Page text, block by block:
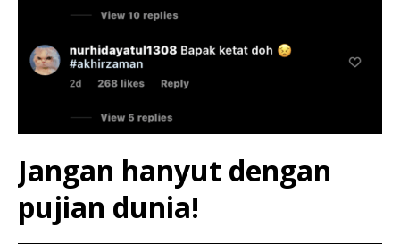
Jangan hanyut dengan
pujian dunia!